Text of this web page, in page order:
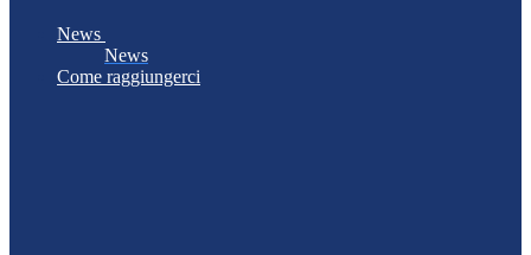
News
News
Come raggiungerci